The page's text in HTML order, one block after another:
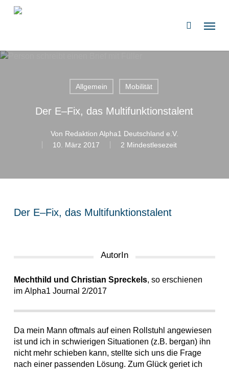
Zum
Hauptinhalt
suchen
Allgemein Mobilität
Der E–Fix, das Multifunktionstalent
Von Redaktion Alpha1 Deutschland e.V.
10. März 2017
2 Mindestlesezeit
Der E–Fix, das Multifunktionstalent
AutorIn
Mechthild und Christian Spreckels, so erschienen
im Alpha1 Journal 2/2017
Da mein Mann oftmals auf einen Rollstuhl angewiesen
ist und ich in schwierigen Situationen (z.B. bergan) ihn
nicht mehr schieben kann, stellte sich uns die Frage
nach einer passenden Lösung. Zum Glück geriet ich